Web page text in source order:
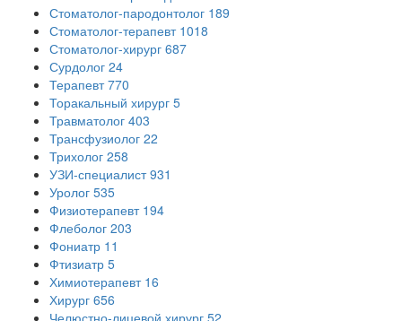
Стоматолог-пародонтолог 189
Стоматолог-терапевт 1018
Стоматолог-хирург 687
Сурдолог 24
Терапевт 770
Торакальный хирург 5
Травматолог 403
Трансфузиолог 22
Трихолог 258
УЗИ-специалист 931
Уролог 535
Физиотерапевт 194
Флеболог 203
Фониатр 11
Фтизиатр 5
Химиотерапевт 16
Хирург 656